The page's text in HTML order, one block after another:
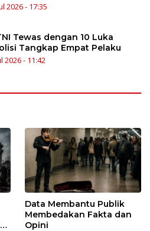
2026 - 17:35
Tewas dengan 10 Luka
Tangkap Empat Pelaku
2026 - 11:42
Data Membantu Publik
Membedakan Fakta dan
Opini